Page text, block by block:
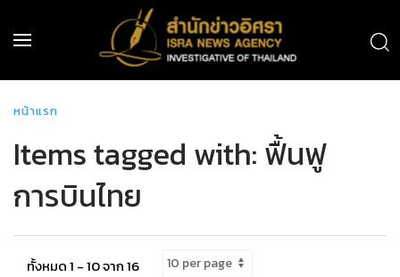
หน้าแรก
Items tagged with: ฟื้นฟู
การบินไทย
ทั้งหมด 1 - 10 จาก 16